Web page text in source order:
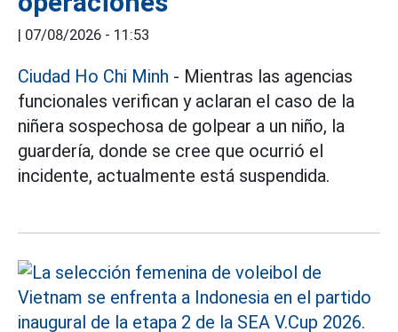
| 07/08/2026 - 11:53
Ciudad Ho Chi Minh - Mientras las agencias
funcionales verifican y aclaran el caso de la
niñera sospechosa de golpear a un niño, la
guardería, donde se cree que ocurrió el
incidente, actualmente está suspendida.